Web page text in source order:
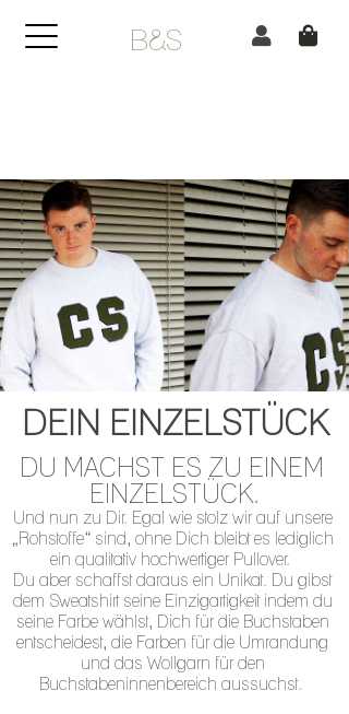
B&S
DEIN EINZELSTÜCK
DU MACHST ES ZU EINEM
EINZELSTÜCK.
Und nun zu Dir. Egal wie stolz wir auf unsere
„Rohstoffe“ sind, ohne Dich bleibt es lediglich
ein qualitativ hochwertiger Pullover.
Du aber schaffst daraus ein Unikat. Du gibst
dem Sweatshirt seine Einzigartigkeit indem du
seine Farbe wählst, Dich für die Buchstaben
entscheidest, die Farben für die Umrandung
und das Wollgarn für den
Buchstabeninnenbereich aussuchst.